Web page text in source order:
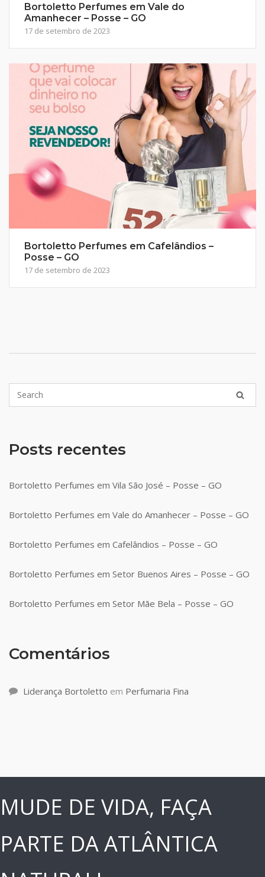
Bortoletto Perfumes em Vale do
Amanhecer – Posse – GO
17 de setembro de 2023
Bortoletto Perfumes em Cafelândios –
Posse – GO
17 de setembro de 2023
Posts recentes
Bortoletto Perfumes em Vila São José – Posse – GO
Bortoletto Perfumes em Vale do Amanhecer – Posse – GO
Bortoletto Perfumes em Cafelândios – Posse – GO
Bortoletto Perfumes em Setor Buenos Aires – Posse – GO
Bortoletto Perfumes em Setor Mãe Bela – Posse – GO
Comentários
Liderança Bortoletto em Perfumaria Fina
MUDE DE VIDA, FAÇA
PARTE DA ATLÂNTICA